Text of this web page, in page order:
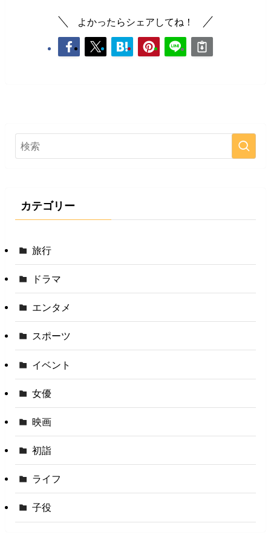
よかったらシェアしてね！
カテゴリー
旅行
ドラマ
エンタメ
スポーツ
イベント
女優
映画
初詣
ライフ
子役